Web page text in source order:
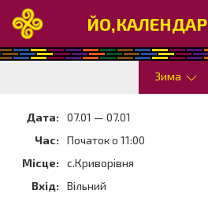
Зима
Дата:
07.01 — 07.01
Час:
Початок о 11:00
Місце:
с.Криворівня
Вхід:
Вільний